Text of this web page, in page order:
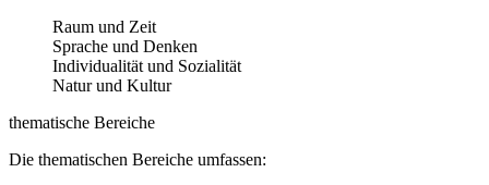
Raum und Zeit
Sprache und Denken
Individualität und Sozialität
Natur und Kultur
thematische Bereiche
Die thematischen Bereiche umfassen: